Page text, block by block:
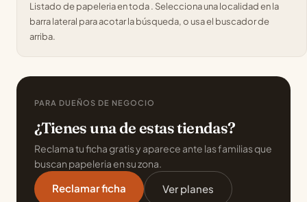
Listado de papeleria en toda . Selecciona una localidad en la
barra lateral para acotar la búsqueda, o usa el buscador de
arriba.
PARA DUEÑOS DE NEGOCIO
¿Tienes una de estas tiendas?
Reclama tu ficha gratis y aparece ante las familias que
buscan papeleria en su zona.
Reclamar ficha Ver planes